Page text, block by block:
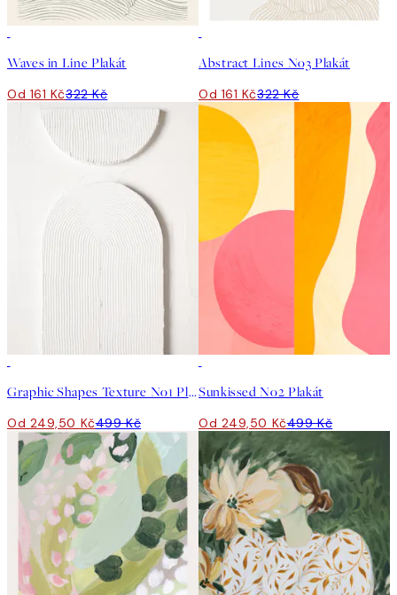
Waves in Line Plakát
Od 161 Kč322 Kč
Abstract Lines No3 Plakát
Od 161 Kč322 Kč
Graphic Shapes Texture No1 Plakát
Od 249,50 Kč499 Kč
Sunkissed No2 Plakát
Od 249,50 Kč499 Kč